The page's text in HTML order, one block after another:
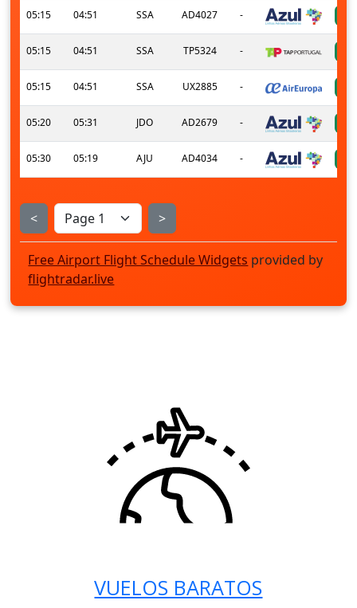
05:15 04:51 SSA AD4027 -
05:15 04:51 SSA TP5324 -
05:15 04:51 SSA UX2885 -
05:20 05:31 JDO AD2679 -
05:30 05:19 AJU AD4034 -
< >
Free Airport Flight Schedule Widgets provided by
flightradar.live
VUELOS BARATOS